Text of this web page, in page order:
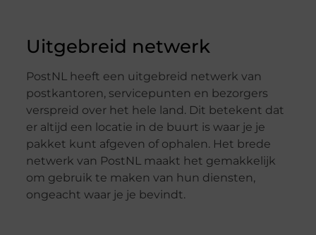
Uitgebreid netwerk
PostNL heeft een uitgebreid netwerk van
postkantoren, servicepunten en bezorgers
verspreid over het hele land. Dit betekent dat
er altijd een locatie in de buurt is waar je je
pakket kunt afgeven of ophalen. Het brede
netwerk van PostNL maakt het gemakkelijk
om gebruik te maken van hun diensten,
ongeacht waar je je bevindt.